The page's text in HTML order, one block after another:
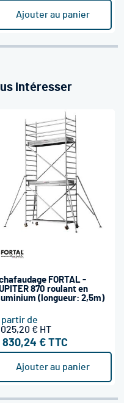
Ajouter au panier
intéresser
FORTAL -
870 roulant en
(longueur: 2,5m)
partir de
830,24 €
€
Ajouter au panier